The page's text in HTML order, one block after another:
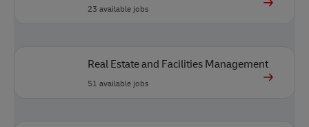
23 available jobs
Real Estate and Facilities Management
51 available jobs